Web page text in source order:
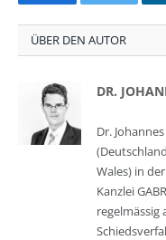
ÜBER DEN AUTOR
DR.
Dr.
Wales) in
Kanzlei
regelmässig